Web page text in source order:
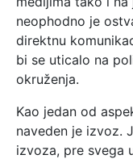
neophodno je
direktnu
bi se uticalo na
okruženja.
Kao jedan od
naveden je izvoz.
izvoza, pre svega